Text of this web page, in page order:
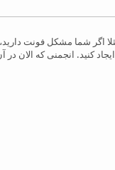
اگر شما مشکل فونت
کنید. انجمنی که الان